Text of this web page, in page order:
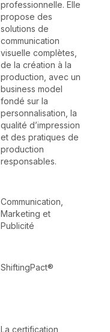
professionnelle. Elle
propose des
solutions de
communication
visuelle complètes,
de la création à la
production, avec un
business model
fondé sur la
personnalisation, la
qualité d’impression
et des pratiques de
production
responsables.
Communication,
Marketing et
Publicité
ShiftingPact®
La certification